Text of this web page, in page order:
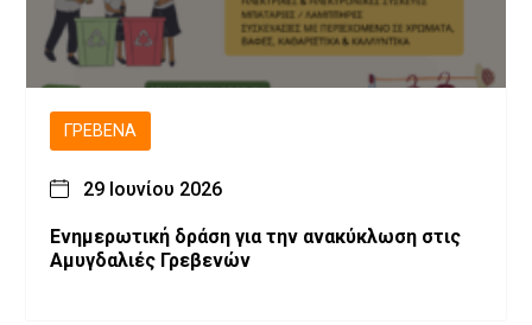
ΓΡΕΒΕΝΆ
29 Ιουνίου 2026
Ενημερωτική δράση για την ανακύκλωση στις
Αμυγδαλιές Γρεβενών